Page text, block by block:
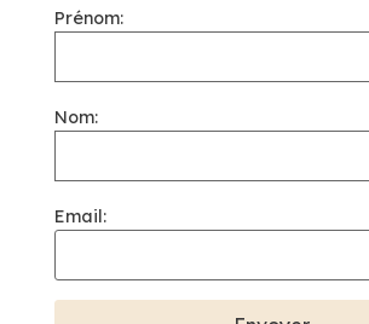
Prénom:
Nom:
Email: